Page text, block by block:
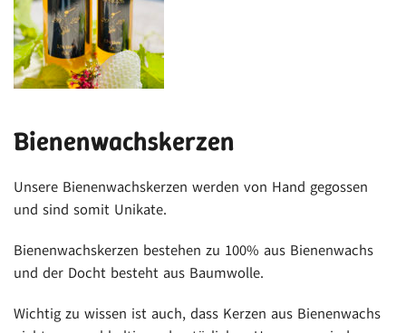
Bienenwachskerzen
Unsere Bienenwachskerzen werden von Hand gegossen
und sind somit Unikate.
Bienenwachskerzen bestehen zu 100% aus Bienenwachs
und der Docht besteht aus Baumwolle.
Wichtig zu wissen ist auch, dass Kerzen aus Bienenwachs